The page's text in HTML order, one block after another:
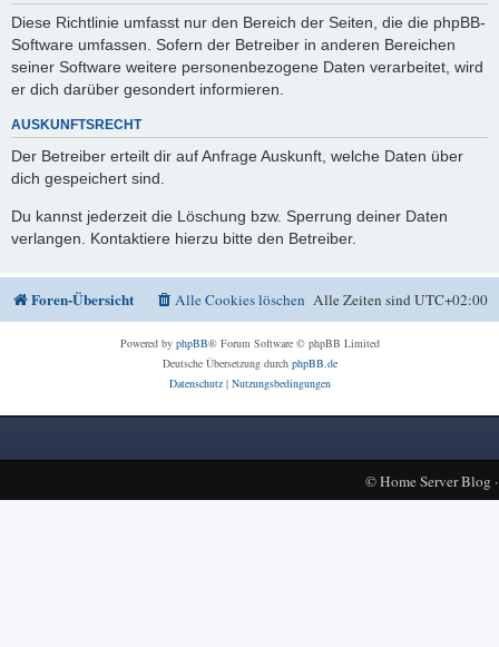
Diese Richtlinie umfasst nur den Bereich der Seiten, die die phpBB-
Software umfassen. Sofern der Betreiber in anderen Bereichen
seiner Software weitere personenbezogene Daten verarbeitet, wird
er dich darüber gesondert informieren.
AUSKUNFTSRECHT
Der Betreiber erteilt dir auf Anfrage Auskunft, welche Daten über
dich gespeichert sind.
Du kannst jederzeit die Löschung bzw. Sperrung deiner Daten
verlangen. Kontaktiere hierzu bitte den Betreiber.
Foren-Übersicht Alle Zeiten sindUTC+02:00
Alle Cookies löschen
Powered by phpBB® Forum Software © phpBB Limited
Deutsche Übersetzung durch phpBB.de
Datenschutz| Nutzungsbedingungen
©Home Server Blog